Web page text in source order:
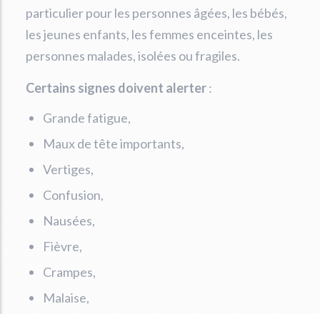
particulier pour les personnes âgées, les bébés,
les jeunes enfants, les femmes enceintes, les
personnes malades, isolées ou fragiles.
Certains signes doivent alerter:
Grande fatigue,
Maux de tête importants,
Vertiges,
Confusion,
Nausées,
Fièvre,
Crampes,
Malaise,